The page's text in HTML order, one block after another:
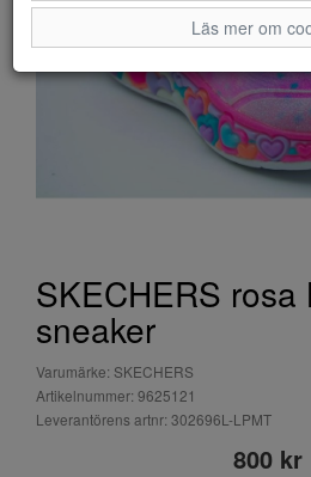
SKECHERS rosa
sneaker
Varumärke: SKECHERS
Artikelnummer: 9625121
Leverantörens artnr: 302696L-LPMT
800 kr
Läs mer om